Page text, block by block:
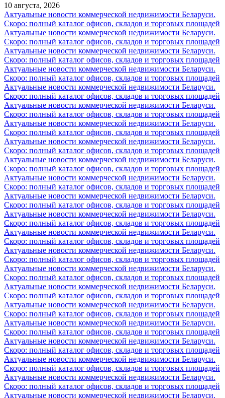
10 августа, 2026
Актуальные новости коммерческой недвижимости Беларуси.
Скоро: полный каталог офисов, складов и торговых площадей
Актуальные новости коммерческой недвижимости Беларуси.
Скоро: полный каталог офисов, складов и торговых площадей
Актуальные новости коммерческой недвижимости Беларуси.
Скоро: полный каталог офисов, складов и торговых площадей
Актуальные новости коммерческой недвижимости Беларуси.
Скоро: полный каталог офисов, складов и торговых площадей
Актуальные новости коммерческой недвижимости Беларуси.
Скоро: полный каталог офисов, складов и торговых площадей
Актуальные новости коммерческой недвижимости Беларуси.
Скоро: полный каталог офисов, складов и торговых площадей
Актуальные новости коммерческой недвижимости Беларуси.
Скоро: полный каталог офисов, складов и торговых площадей
Актуальные новости коммерческой недвижимости Беларуси.
Скоро: полный каталог офисов, складов и торговых площадей
Актуальные новости коммерческой недвижимости Беларуси.
Скоро: полный каталог офисов, складов и торговых площадей
Актуальные новости коммерческой недвижимости Беларуси.
Скоро: полный каталог офисов, складов и торговых площадей
Актуальные новости коммерческой недвижимости Беларуси.
Скоро: полный каталог офисов, складов и торговых площадей
Актуальные новости коммерческой недвижимости Беларуси.
Скоро: полный каталог офисов, складов и торговых площадей
Актуальные новости коммерческой недвижимости Беларуси.
Скоро: полный каталог офисов, складов и торговых площадей
Актуальные новости коммерческой недвижимости Беларуси.
Скоро: полный каталог офисов, складов и торговых площадей
Актуальные новости коммерческой недвижимости Беларуси.
Скоро: полный каталог офисов, складов и торговых площадей
Актуальные новости коммерческой недвижимости Беларуси.
Скоро: полный каталог офисов, складов и торговых площадей
Актуальные новости коммерческой недвижимости Беларуси.
Скоро: полный каталог офисов, складов и торговых площадей
Актуальные новости коммерческой недвижимости Беларуси.
Скоро: полный каталог офисов, складов и торговых площадей
Актуальные новости коммерческой недвижимости Беларуси.
Скоро: полный каталог офисов, складов и торговых площадей
Актуальные новости коммерческой недвижимости Беларуси.
Скоро: полный каталог офисов, складов и торговых площадей
Актуальные новости коммерческой недвижимости Беларуси.
Скоро: полный каталог офисов, складов и торговых площадей
Актуальные новости коммерческой недвижимости Беларуси.